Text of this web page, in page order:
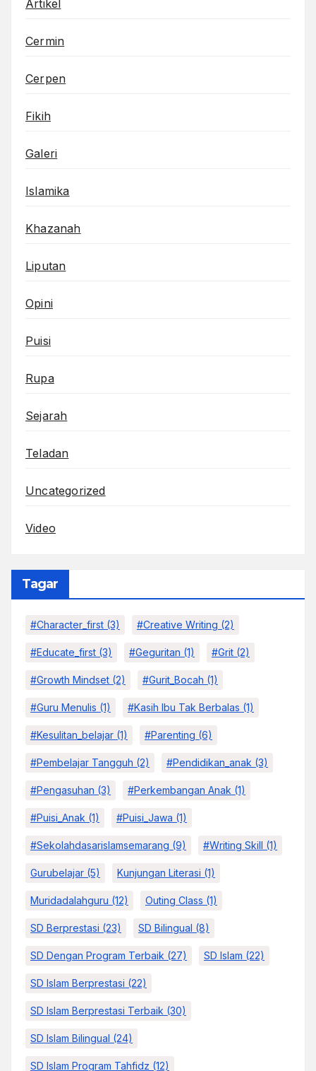
Artikel
Cermin
Cerpen
Fikih
Galeri
Islamika
Khazanah
Liputan
Opini
Puisi
Rupa
Sejarah
Teladan
Uncategorized
Video
Tagar
#character_first (3) #Creative Writing (2)
#educate_first (3) #Geguritan (1) #grit (2)
#growth Mindset (2) #Gurit_Bocah (1)
#Guru Menulis (1) #kasih Ibu Tak Berbalas (1)
#kesulitan_belajar (1) #parenting (6)
#pembelajar Tangguh (2) #pendidikan_anak (3)
#pengasuhan (3) #Perkembangan Anak (1)
#Puisi_Anak (1) #Puisi_Jawa (1)
#sekolahdasarislamsemarang (9) #Writing Skill (1)
Gurubelajar (5) Kunjungan Literasi (1)
Muridadalahguru (12) Outing Class (1)
SD Berprestasi (23) SD Bilingual (8)
SD Dengan Program Terbaik (27) SD Islam (22)
SD Islam Berprestasi (22)
SD Islam Berprestasi Terbaik (30)
SD Islam Bilingual (24)
SD Islam Program Tahfidz (12)